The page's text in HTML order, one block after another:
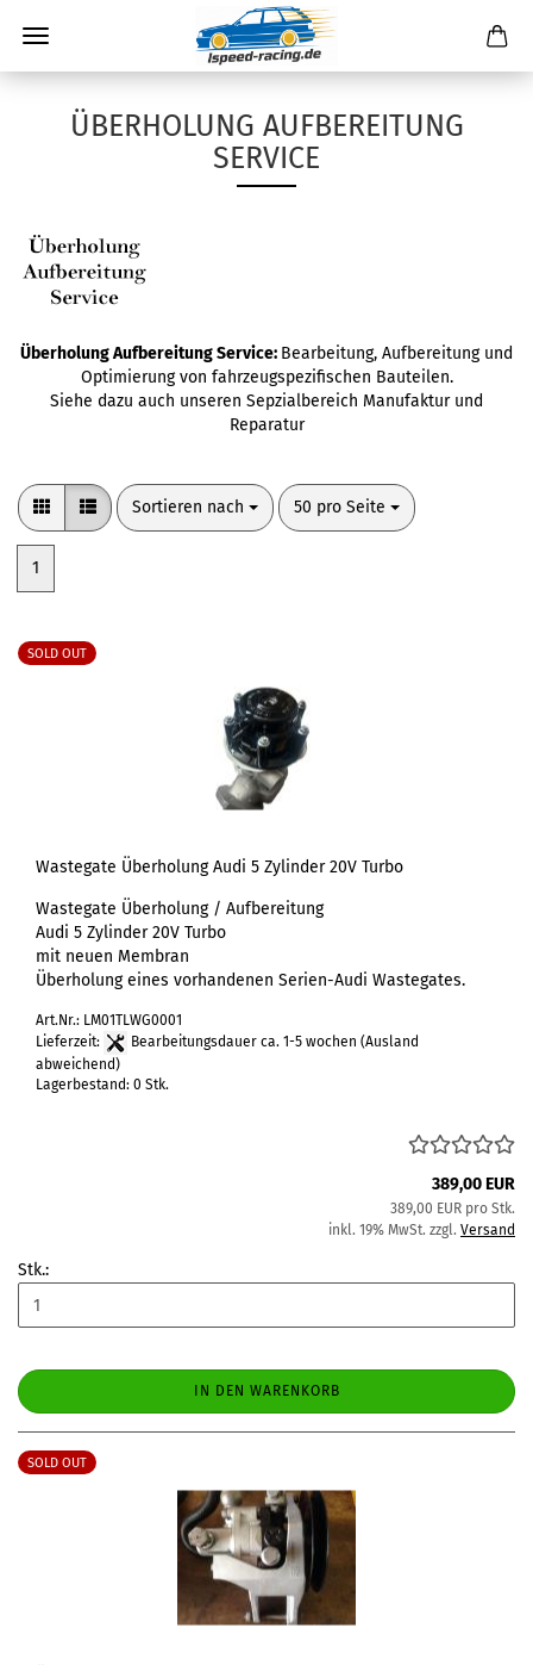
ÜBERHOLUNG AUFBEREITUNG
SERVICE
Überholung Aufbereitung Service: Bearbeitung, Aufbereitung und
Optimierung von fahrzeugspezifischen Bauteilen.
Siehe dazu auch unseren Sepzialbereich Manufaktur und
Reparatur
Sortieren nach
Sortieren nach 50 pro Seite
pro Seite
1
SOLD OUT
Wastegate Überholung Audi 5 Zylinder 20V Turbo
Wastegate Überholung / Aufbereitung
Audi 5 Zylinder 20V Turbo
mit neuen Membran
Überholung eines vorhandenen Serien-Audi Wastegates.
Art.Nr.: LM01TLWG0001
Lieferzeit:
Bearbeitungsdauer ca. 1-5 wochen (Ausland
abweichend)
Lagerbestand: 0 Stk.
389,00 EUR
389,00 EUR pro Stk.
inkl. 19% MwSt. zzgl. Versand
Stk.:
IN DEN WARENKORB
SOLD OUT